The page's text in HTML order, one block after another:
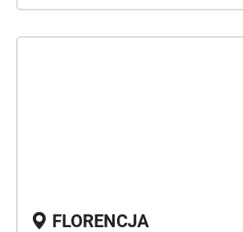
FLORENCJA